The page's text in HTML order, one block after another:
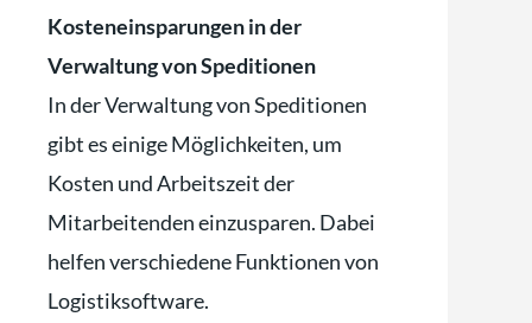
Kosteneinsparungen in der
Verwaltung von Speditionen
In der Verwaltung von Speditionen
gibt es einige Möglichkeiten, um
Kosten und Arbeitszeit der
Mitarbeitenden einzusparen. Dabei
helfen verschiedene Funktionen von
Logistiksoftware.